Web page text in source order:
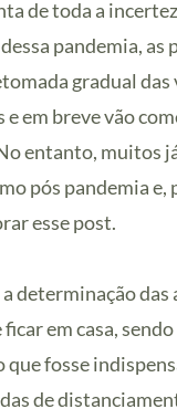
de toda a
pandemia, as
gradual das
em breve vão
entanto, muitos
pós pandemia e,
esse post.
determinação
em casa,
que fosse
de